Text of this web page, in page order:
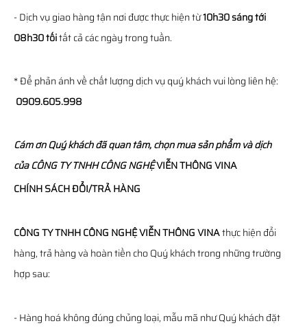
- Dịch vụ giao hàng tận nơi được thực hiện từ10h30 sáng tới
08h30 tốitất cả các ngày trong tuần.
* Để phản ánh về chất lượng dịch vụ quý khách vui lòng liên hệ:
0909.605.998
Cám ơn Quý khách đã quan tâm, chọn mua sản phẩm và dịch
củaCÔNG TY TNHH CÔNG NGHỆVIỄN THÔNGVINA
CHÍNH SÁCH ĐỔI/TRẢ HÀNG
CÔNG TY TNHH CÔNG NGHỆ VIỄN THÔNG VINAthực hiện đổi
hàng, trả hàng và hoàn tiền cho Quý khách trong những trường
hợp sau:
- Hàng hoá không đúng chủng loại, mẫu mã như Quý khách đặt